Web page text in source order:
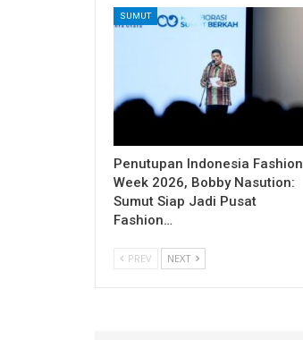
SUMUT
Penutupan Indonesia Fashion
Week 2026, Bobby Nasution:
Sumut Siap Jadi Pusat
Fashion…
PREV NEXT